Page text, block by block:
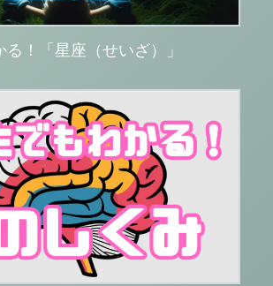
！「星座（せいざ）」